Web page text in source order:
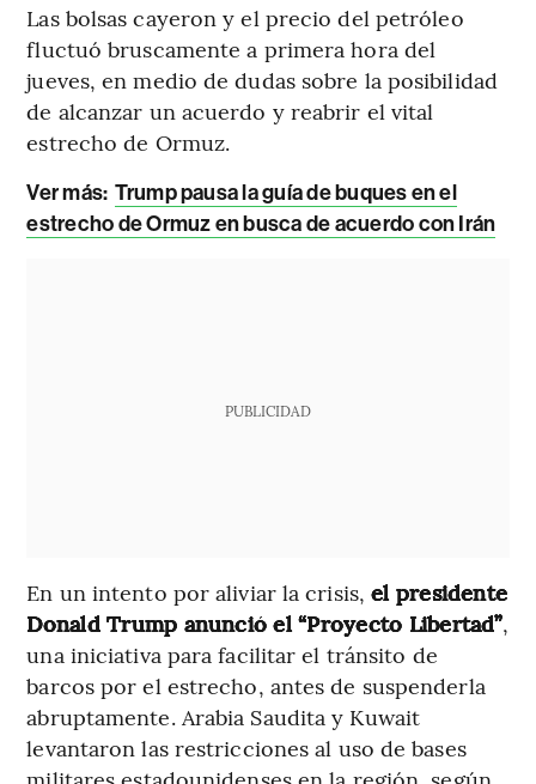
Las bolsas cayeron y el precio del petróleo
fluctuó bruscamente a primera hora del
jueves, en medio de dudas sobre la posibilidad
de alcanzar un acuerdo y reabrir el vital
estrecho de Ormuz.
Ver más: Trump pausa la guía de buques en el
estrecho de Ormuz en busca de acuerdo con Irán
PUBLICIDAD
En un intento por aliviar la crisis,el presidente
Donald Trump anunció el “Proyecto Libertad”,
una iniciativa para facilitar el tránsito de
barcos por el estrecho, antes de suspenderla
abruptamente. Arabia Saudita y Kuwait
levantaron las restricciones al uso de bases